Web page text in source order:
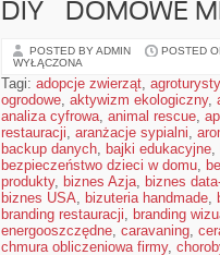
DIY – DOMOWE
POSTED BY ADMIN POSTED
WYŁĄCZONA
Tagi: adopcje zwierząt,
ogrodowe, aktywizm ekologiczny,
analiza cyfrowa, animal rescue,
restauracji, aranżacje sypialni,
backup danych, bajki edukacyjne,
bezpieczeństwo dzieci w domu,
produkty, biznes Azja, biznes
biznes USA, bizuteria handmade,
branding restauracji, branding
energooszczędne, caravaning,
chmura obliczeniowa firmy,